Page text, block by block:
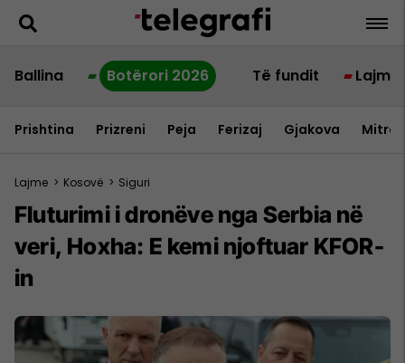
Ballina Botërori 2026 Të fundit Lajme
Prishtina Prizreni Peja Ferizaj Gjakova
Lajme > Kosovë > Siguri
Fluturimi i dronëve nga Serbia në
veri, Hoxha: E kemi njoftuar KFOR-
in